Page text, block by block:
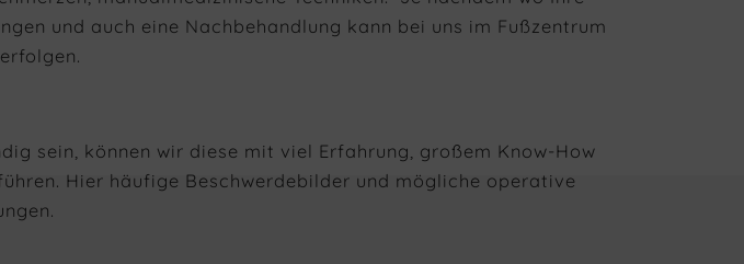
und auch eine Nachbehandlung kann bei uns im Fußzentrum
sein, können wir diese mit viel Erfahrung, großem Know-How
Hier häufige Beschwerdebilder und mögliche operative